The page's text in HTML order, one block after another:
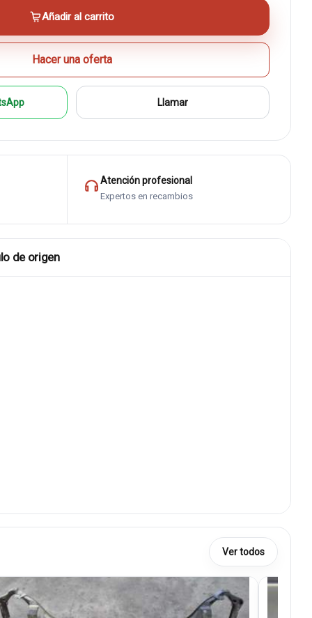
Añadir al carrito
Hacer una oferta
Llamar
Atención profesional
Expertos en recambios
de origen
Ver todos